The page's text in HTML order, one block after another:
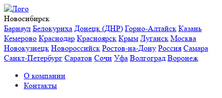
Новосибирск
Барнаул Белокуриха Донецк (ДНР) Горно-Алтайск Казань
Кемерово Краснодар Красноярск Крым Луганск Москва
Новокузнецк Новороссийск Ростов-на-Дону Россия Самара
Санкт-Петербург Саратов Сочи Уфа Волгоград Воронеж
О компании
Контакты